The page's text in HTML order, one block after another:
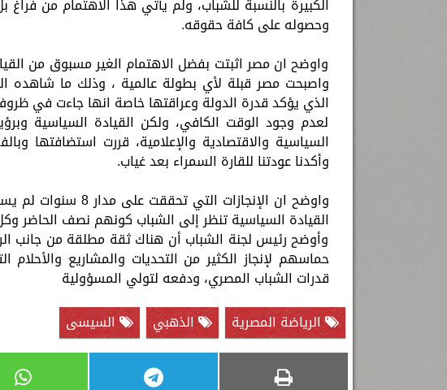
وحصوله على كافة حقوقه.
واوضح ان مصر اثبتت بفضل الاهتمام الغير مسبوق من
الذي يؤكد قدرة الدولة وعراقتها خاصة انها جاءت في
لعدم وجود الوقت الكافي، ولكن القيادة السياسية
السياسية والاقتصادية والإعلامية، قررت استضافتها
وأكدنا عودتنا للقارة السمراء بعد غياب.
واوضح ان
القيادة السياسية تنظر إلى الشباب كونهم نصف الحاضر
وأوضح رئيس لجنة الشباب أن هناك ثقة مطلقة من
حماسهم لإنجاز الكثير من التحديات والمشاريع
قدرات الشباب المصري، ودفعه لتولي المسؤولية
الرياضة المصرية
الذهبي السيسى